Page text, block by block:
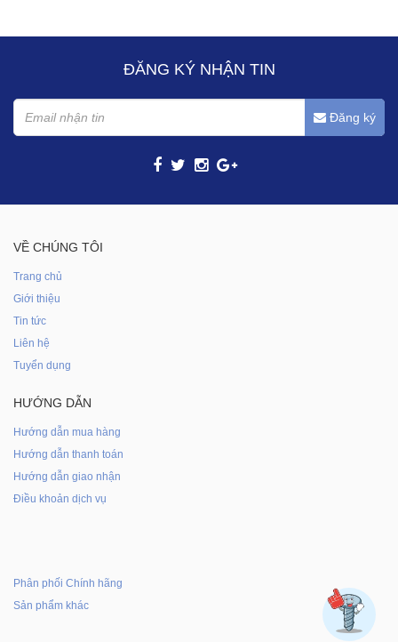
ĐĂNG KÝ NHẬN TIN
Đăng ký
VỀ CHÚNG TÔI
Trang chủ
Giới thiệu
Tin tức
Liên hệ
Tuyển dụng
HƯỚNG DẪN
Hướng dẫn mua hàng
Hướng dẫn thanh toán
Hướng dẫn giao nhận
Điều khoản dịch vụ
Phân phối Chính hãng
Sản phẩm khác